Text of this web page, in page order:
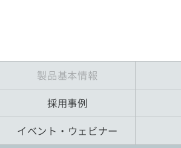
製品基本情報
採用事例
イベント・ウェビナー